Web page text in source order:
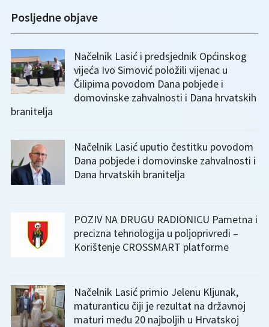
Posljedne objave
Načelnik Lasić i predsjednik Općinskog
vijeća Ivo Simović položili vijenac u
Čilipima povodom Dana pobjede i
domovinske zahvalnosti i Dana hrvatskih
branitelja
Načelnik Lasić uputio čestitku povodom
Dana pobjede i domovinske zahvalnosti i
Dana hrvatskih branitelja
POZIV NA DRUGU RADIONICU Pametna i
precizna tehnologija u poljoprivredi –
Korištenje CROSSMART platforme
Načelnik Lasić primio Jelenu Kljunak,
maturanticu čiji je rezultat na državnoj
maturi među 20 najboljih u Hrvatskoj